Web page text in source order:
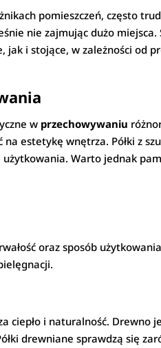
pomieszczeń, często
nie zajmując dużo miejsca.
jak i stojące, w zależności od
w przechowywaniu
estetykę wnętrza. Półki z
Warto jednak
oraz sposób
ciepło i naturalność. Drewno
drewniane sprawdzą się